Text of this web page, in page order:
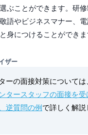
ぶことができます。研
語やビジネスマナー、
身につけることができま
ザー
ーの面接対策については
タースタッフの面接を受
逆質問の例で詳しく解説